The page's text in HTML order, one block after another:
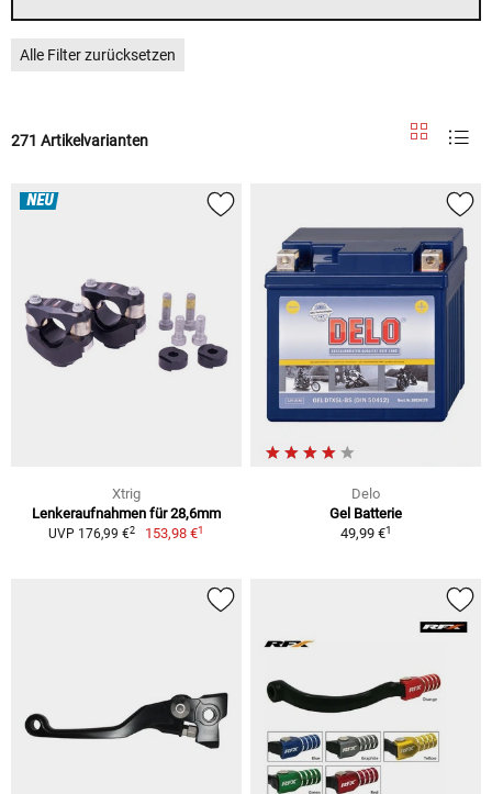
Alle Filter zurücksetzen
271 Artikelvarianten
NEU
Xtrig
Lenkeraufnahmen für 28,6mm
UVP 176,99 €2 153,98 €1
Delo
Gel Batterie
49,99 €1